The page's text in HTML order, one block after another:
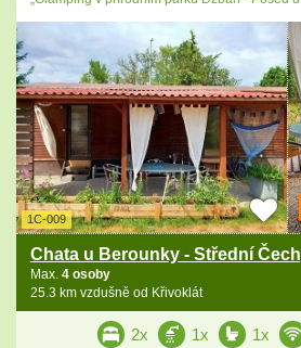
1C-009
Chata u Berounky - Střední
Max. 4 osoby
25.3 km vzdušně od Křivoklát
2x 1x 1x